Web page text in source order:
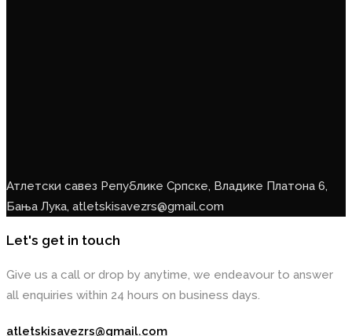
Атлетски савез Републике Српске, Владике Платона 6,
Бања Лука, atletskisavezrs@gmail.com
Let's get in touch
Give us a call or drop by anytime, we endeavour to answer
all enquiries within 24 hours on business days.
atletskisavezrs@gmail.com